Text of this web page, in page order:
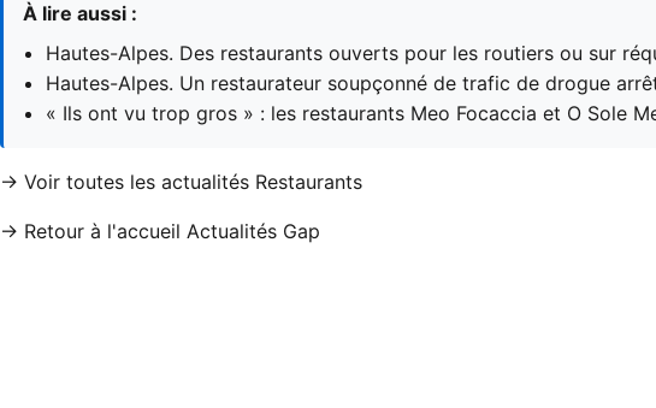
À lire aussi :
Hautes-Alpes. Des restaurants ouverts pour les routiers ou sur
Hautes-Alpes. Un restaurateur soupçonné de trafic de drogue
« Ils ont vu trop gros » : les restaurants Meo Focaccia et O Sole
→ Voir toutes les actualités Restaurants
→ Retour à l'accueil Actualités Gap